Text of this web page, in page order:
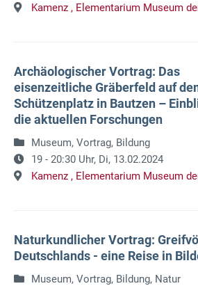
Kamenz , Elementarium Museum
Archäologischer Vortrag: Das
eisenzeitliche Gräberfeld auf
Schützenplatz in Bautzen –
die aktuellen Forschungen
Museum, Vortrag, Bildung
19 - 20:30 Uhr, Di, 13.02.2024
Kamenz , Elementarium Museum
Naturkundlicher Vortrag:
Deutschlands - eine Reise in
Museum, Vortrag, Bildung, Natur